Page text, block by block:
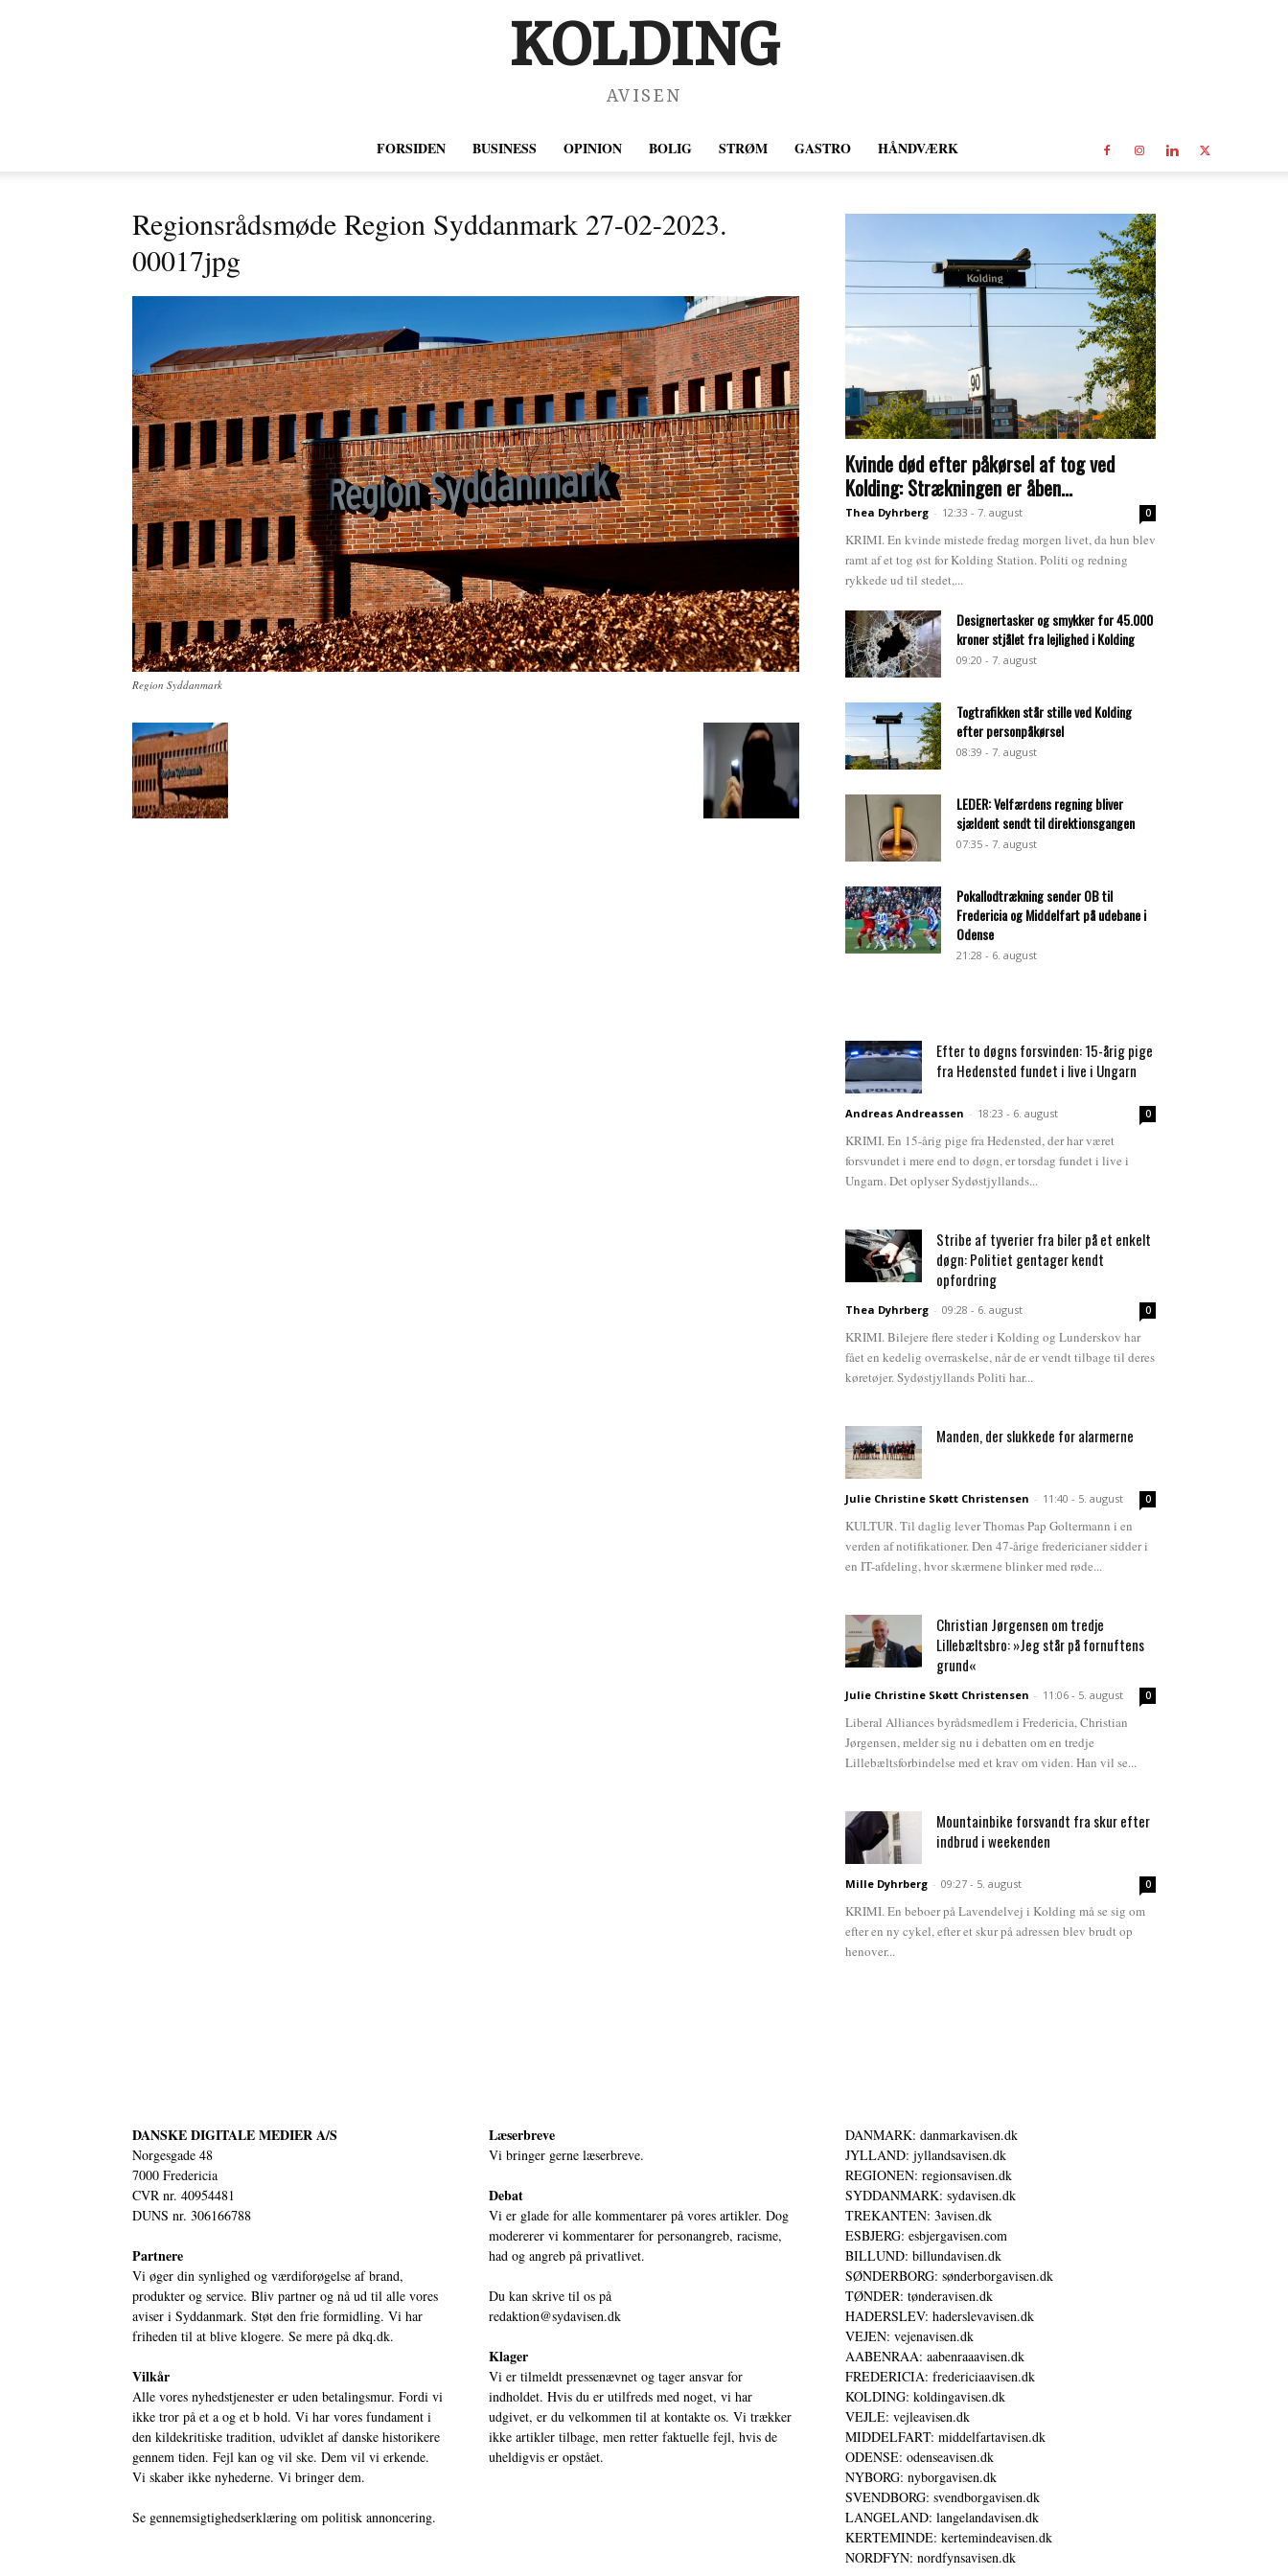
KOLDING
AVISEN
FORSIDEN BUSINESS OPINION BOLIG STRØM GASTRO HÅNDVÆRK
Regionsrådsmøde Region Syddanmark 27-02-2023.
00017jpg
Region Syddanmark
Kvinde død efter påkørsel af tog ved
Kolding: Strækningen er åben...
Thea Dyhrberg - 12:33 - 7. august 0
KRIMI. En kvinde mistede fredag morgen livet, da hun blev
ramt af et tog øst for Kolding Station. Politi og redning
rykkede ud til stedet,...
Designertasker og smykker for 45.000
kroner stjålet fra lejlighed i Kolding
09:20 - 7. august
Togtrafikken står stille ved Kolding
efter personpåkørsel
08:39 - 7. august
LEDER: Velfærdens regning bliver
sjældent sendt til direktionsgangen
07:35 - 7. august
Pokallodtrækning sender OB til
Fredericia og Middelfart på udebane i
Odense
21:28 - 6. august
Efter to døgns forsvinden: 15-årig pige
fra Hedensted fundet i live i Ungarn
Andreas Andreassen - 18:23 - 6. august 0
KRIMI. En 15-årig pige fra Hedensted, der har været
forsvundet i mere end to døgn, er torsdag fundet i live i
Ungarn. Det oplyser Sydøstjyllands...
Stribe af tyverier fra biler på et enkelt
døgn: Politiet gentager kendt
opfordring
Thea Dyhrberg - 09:28 - 6. august 0
KRIMI. Bilejere flere steder i Kolding og Lunderskov har
fået en kedelig overraskelse, når de er vendt tilbage til deres
køretøjer. Sydøstjyllands Politi har...
Manden, der slukkede for alarmerne
Julie Christine Skøtt Christensen - 11:40 - 5. august 0
KULTUR. Til daglig lever Thomas Pap Goltermann i en
verden af notifikationer. Den 47-årige fredericianer sidder i
en IT-afdeling, hvor skærmene blinker med røde...
Christian Jørgensen om tredje
Lillebæltsbro: »Jeg står på fornuftens
grund«
Julie Christine Skøtt Christensen - 11:06 - 5. august 0
Liberal Alliances byrådsmedlem i Fredericia, Christian
Jørgensen, melder sig nu i debatten om en tredje
Lillebæltsforbindelse med et krav om viden. Han vil se...
Mountainbike forsvandt fra skur efter
indbrud i weekenden
Mille Dyhrberg - 09:27 - 5. august 0
KRIMI. En beboer på Lavendelvej i Kolding må se sig om
efter en ny cykel, efter et skur på adressen blev brudt op
henover...
DANSKE DIGITALE MEDIER A/S
Norgesgade 48
7000 Fredericia
CVR nr. 40954481
DUNS nr. 306166788
Partnere
Vi øger din synlighed og værdiforøgelse af brand,
produkter og service. Bliv partner og nå ud til alle vores
aviser i Syddanmark. Støt den frie formidling. Vi har
friheden til at blive klogere. Se mere på dkq.dk.
Vilkår
Alle vores nyhedstjenester er uden betalingsmur. Fordi vi
ikke tror på et a og et b hold. Vi har vores fundament i
den kildekritiske tradition, udviklet af danske historikere
gennem tiden. Fejl kan og vil ske. Dem vil vi erkende.
Vi skaber ikke nyhederne. Vi bringer dem.
Se gennemsigtighedserklæring om politisk annoncering.
Læserbreve
Vi bringer gerne læserbreve.
Debat
Vi er glade for alle kommentarer på vores artikler. Dog
modererer vi kommentarer for personangreb, racisme,
had og angreb på privatlivet.
Du kan skrive til os på
redaktion@sydavisen.dk
Klager
Vi er tilmeldt pressenævnet og tager ansvar for
indholdet. Hvis du er utilfreds med noget, vi har
udgivet, er du velkommen til at kontakte os. Vi trækker
ikke artikler tilbage, men retter faktuelle fejl, hvis de
uheldigvis er opstået.
DANMARK: danmarkavisen.dk
JYLLAND: jyllandsavisen.dk
REGIONEN: regionsavisen.dk
SYDDANMARK: sydavisen.dk
TREKANTEN: 3avisen.dk
ESBJERG: esbjergavisen.com
BILLUND: billundavisen.dk
SØNDERBORG: sønderborgavisen.dk
TØNDER: tønderavisen.dk
HADERSLEV: haderslevavisen.dk
VEJEN: vejenavisen.dk
AABENRAA: aabenraaavisen.dk
FREDERICIA: fredericiaavisen.dk
KOLDING: koldingavisen.dk
VEJLE: vejleavisen.dk
MIDDELFART: middelfartavisen.dk
ODENSE: odenseavisen.dk
NYBORG: nyborgavisen.dk
SVENDBORG: svendborgavisen.dk
LANGELAND: langelandavisen.dk
KERTEMINDE: kertemindeavisen.dk
NORDFYN: nordfynsavisen.dk